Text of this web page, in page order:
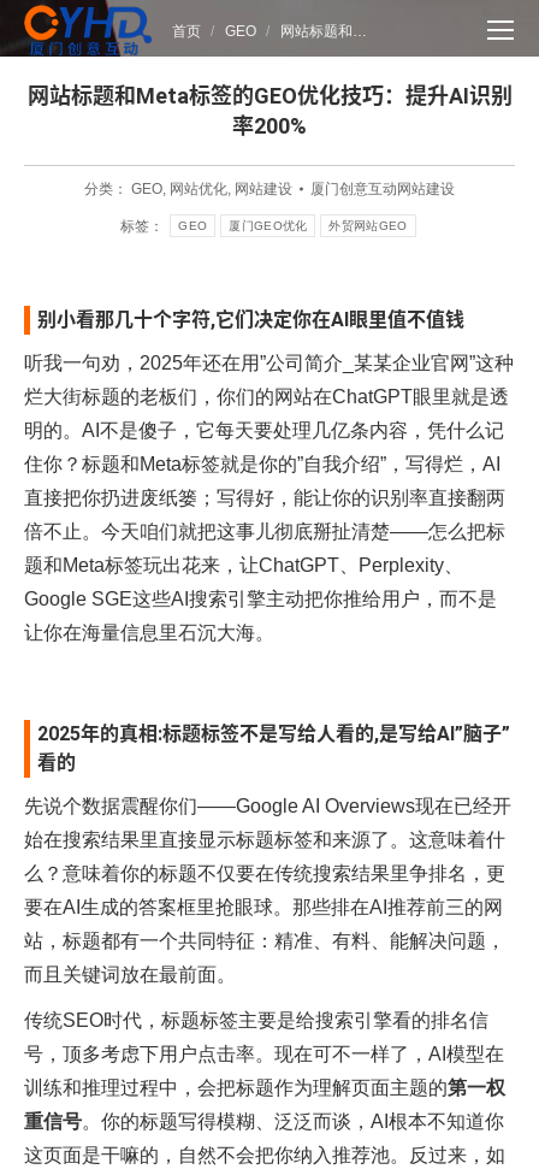
您在这里：
首页 GEO 网站标题和…
网站标题和Meta标签的GEO优化技巧：提升AI识别
率200%​
分类： GEO, 网站优化, 网站建设 厦门创意互动网站建设
标签： GEO 厦门GEO优化 外贸网站GEO
别小看那几十个字符,它们决定你在AI眼里值不值钱
听我一句劝，2025年还在用”公司简介_某某企业官网”这种
烂大街标题的老板们，你们的网站在ChatGPT眼里就是透
明的。AI不是傻子，它每天要处理几亿条内容，凭什么记
住你？标题和Meta标签就是你的”自我介绍”，写得烂，AI
直接把你扔进废纸篓；写得好，能让你的识别率直接翻两
倍不止。今天咱们就把这事儿彻底掰扯清楚——怎么把标
题和Meta标签玩出花来，让ChatGPT、Perplexity、
Google SGE这些AI搜索引擎主动把你推给用户，而不是
让你在海量信息里石沉大海。
2025年的真相:标题标签不是写给人看的,是写给AI”脑子”
看的
先说个数据震醒你们——Google AI Overviews现在已经开
始在搜索结果里直接显示标题标签和来源了。这意味着什
么？意味着你的标题不仅要在传统搜索结果里争排名，更
要在AI生成的答案框里抢眼球。那些排在AI推荐前三的网
站，标题都有一个共同特征：精准、有料、能解决问题，
而且关键词放在最前面。​
传统SEO时代，标题标签主要是给搜索引擎看的排名信
号，顶多考虑下用户点击率。现在可不一样了，AI模型在
训练和推理过程中，会把标题作为理解页面主题的第一权
重信号。你的标题写得模糊、泛泛而谈，AI根本不知道你
这页面是干嘛的，自然不会把你纳入推荐池。反过来，如